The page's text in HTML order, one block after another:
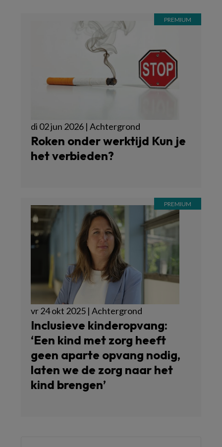
di 02 jun 2026 | Achtergrond
Roken onder werktijd Kun je
het verbieden?
vr 24 okt 2025 | Achtergrond
Inclusieve kinderopvang:
‘Een kind met zorg heeft
geen aparte opvang nodig,
laten we de zorg naar het
kind brengen’